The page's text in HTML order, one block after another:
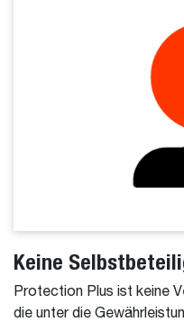
Keine
Protection Plus ist keine
die unter die